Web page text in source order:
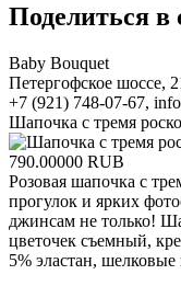
Поделиться в
Baby Bouquet
Петергофское шоссе,
+7 (921) 748-07-67,
Шапочка с тремя
790.00000 RUB
Розовая шапочка с
прогулок и ярких
джинсам не только!
цветочек съемный,
5% эластан,